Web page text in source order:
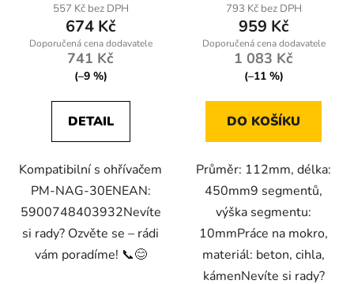
557 Kč bez DPH
674 Kč
741 Kč
(–9 %)
DETAIL
Kompatibilní s ohřívačem
PM-NAG-30ENEAN:
5900748403932Nevíte
si rady? Ozvěte se – rádi
vám poradíme! 📞😊
793 Kč bez DPH
959 Kč
1 083 Kč
(–11 %)
DO KOŠÍKU
Průměr: 112mm, délka:
450mm9 segmentů,
výška segmentu:
10mmPráce na mokro,
materiál: beton, cihla,
kámenNevíte si rady?